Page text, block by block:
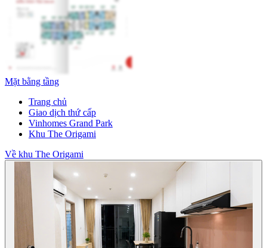
Mặt bằng tầng
Trang chủ
Giao dịch thứ cấp
Vinhomes Grand Park
Khu The Origami
Về khu The Origami